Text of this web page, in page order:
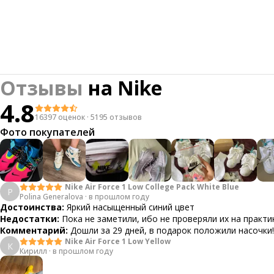
Отзывы на Nike
4.816397 оценок · 5195 отзывов
Фото покупателей
P
Nike Air Force 1 Low College Pack White Blue
Polina Generalova · в прошлом году
Достоинства: Яркий насыщенный синий цвет
Недостатки: Пока не заметили, ибо не проверяли их на
Комментарий: Дошли за 29 дней, в подарок положили насочки!
К
Nike Air Force 1 Low Yellow
Кирилл · в прошлом году